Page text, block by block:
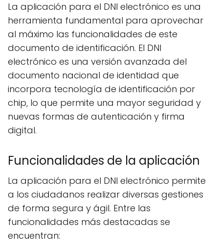
La aplicación para el DNI electrónico es una
herramienta fundamental para aprovechar
al máximo las funcionalidades de este
documento de identificación. El DNI
electrónico es una versión avanzada del
documento nacional de identidad que
incorpora tecnología de identificación por
chip, lo que permite una mayor seguridad y
nuevas formas de autenticación y firma
digital.
Funcionalidades de la aplicación
La aplicación para el DNI electrónico permite
a los ciudadanos realizar diversas gestiones
de forma segura y ágil. Entre las
funcionalidades más destacadas se
encuentran: